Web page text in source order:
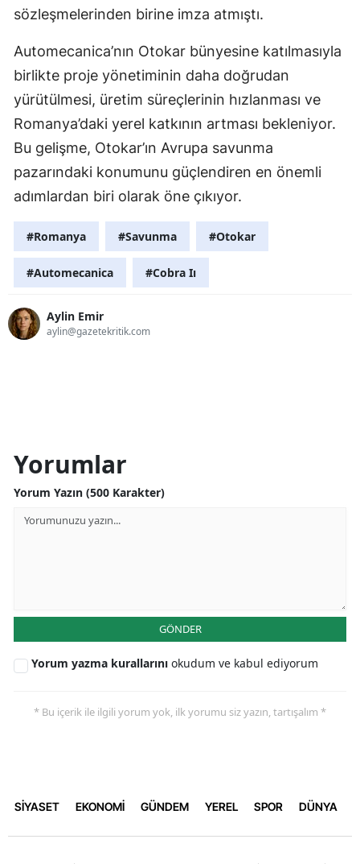
sözleşmelerinden birine imza atmıştı.
Automecanica’nın Otokar bünyesine katılmasıyla
birlikte proje yönetiminin daha doğrudan
yürütülmesi, üretim süreçlerinin hızlanması ve
Romanya’daki yerel katkının artması bekleniyor.
Bu gelişme, Otokar’ın Avrupa savunma
pazarındaki konumunu güçlendiren en önemli
adımlardan biri olarak öne çıkıyor.
#Romanya #Savunma #Otokar
#Automecanica #Cobra Iı
Aylin Emir
aylin@gazetekritik.com
Yorumlar
Yorum Yazın (500 Karakter)
GÖNDER
Yorum yazma kurallarını okudum ve kabul ediyorum
* Bu içerik ile ilgili yorum yok, ilk yorumu siz yazın, tartışalım *
SİYASET EKONOMİ GÜNDEM YEREL SPOR DÜNYA